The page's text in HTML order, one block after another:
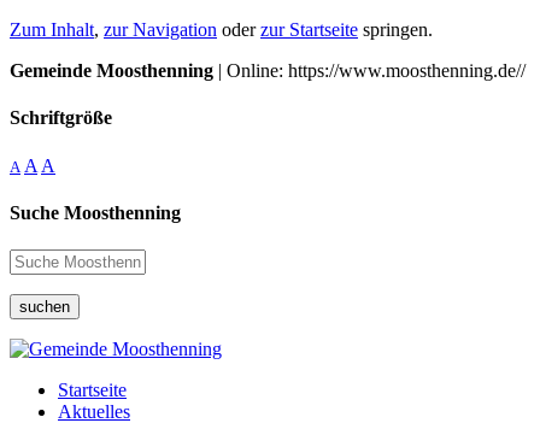
Zum Inhalt, zur Navigation oderzur Startseite springen.
Gemeinde Moosthenning | Online: https://www.moosthenning.de//
Schriftgröße
A A A
Suche Moosthenning
suchen
Startseite
Aktuelles